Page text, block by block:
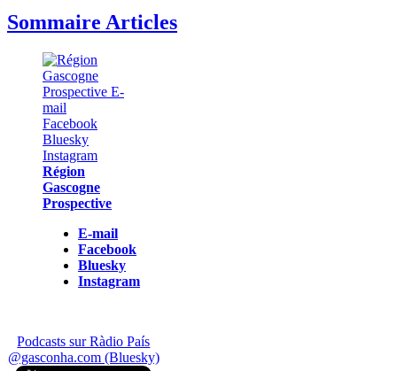
Sommaire Articles
Région
Gascogne
Prospective
E-mail
Facebook
Bluesky
Instagram
Podcasts sur Ràdio País
@gasconha.com (Bluesky)